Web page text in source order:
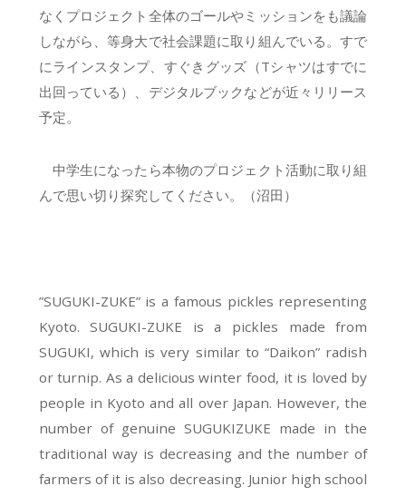
なくプロジェクト全体のゴールやミッションをも議論
しながら、等身大で社会課題に取り組んでいる。すで
にラインスタンプ、すぐきグッズ（Tシャツはすでに
出回っている）、デジタルブックなどが近々リリース
予定。
中学生になったら本物のプロジェクト活動に取り組
んで思い切り探究してください。（沼田）
”SUGUKI-ZUKE” is a famous pickles representing
Kyoto. SUGUKI-ZUKE is a pickles made from
SUGUKI, which is very similar to “Daikon” radish
or turnip. As a delicious winter food, it is loved by
people in Kyoto and all over Japan. However, the
number of genuine SUGUKIZUKE made in the
traditional way is decreasing and the number of
farmers of it is also decreasing. Junior high school